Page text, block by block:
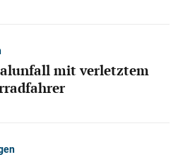
mit verletztem